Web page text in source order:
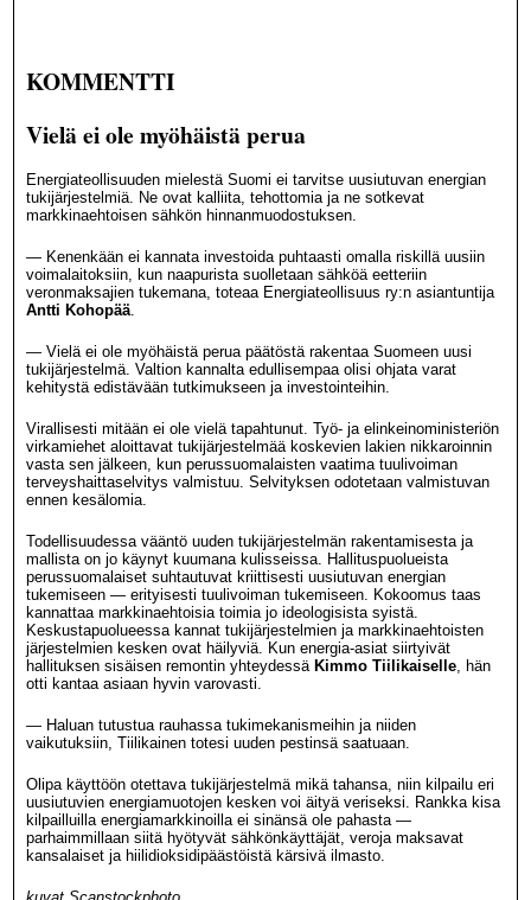
KOMMENTTI
Vielä ei ole myöhäistä perua
Energiateollisuuden mielestä Suomi ei tarvitse uusiutuvan energian
tukijärjestelmiä. Ne ovat kalliita, tehottomia ja ne sotkevat
markkinaehtoisen sähkön hinnanmuodostuksen.
— Kenenkään ei kannata investoida puhtaasti omalla riskillä uusiin
voimalaitoksiin, kun naapurista suolletaan sähköä eetteriin
veronmaksajien tukemana, toteaa Energiateollisuus ry:n asiantuntija
Antti Kohopää.
— Vielä ei ole myöhäistä perua päätöstä rakentaa Suomeen uusi
tukijärjestelmä. Valtion kannalta edullisempaa olisi ohjata varat
kehitystä edistävään tutkimukseen ja investointeihin.
Virallisesti mitään ei ole vielä tapahtunut. Työ- ja elinkeinoministeriön
virkamiehet aloittavat tukijärjestelmää koskevien lakien nikkaroinnin
vasta sen jälkeen, kun perussuomalaisten vaatima tuulivoiman
terveyshaittaselvitys valmistuu. Selvityksen odotetaan valmistuvan
ennen kesälomia.
Todellisuudessa vääntö uuden tukijärjestelmän rakentamisesta ja
mallista on jo käynyt kuumana kulisseissa. Hallituspuolueista
perussuomalaiset suhtautuvat kriittisesti uusiutuvan energian
tukemiseen — erityisesti tuulivoiman tukemiseen. Kokoomus taas
kannattaa markkinaehtoisia toimia jo ideologisista syistä.
Keskustapuolueessa kannat tukijärjestelmien ja markkinaehtoisten
järjestelmien kesken ovat häilyviä. Kun energia-asiat siirtyivät
hallituksen sisäisen remontin yhteydessä Kimmo Tiilikaiselle, hän
otti kantaa asiaan hyvin varovasti.
— Haluan tutustua rauhassa tukimekanismeihin ja niiden
vaikutuksiin, Tiilikainen totesi uuden pestinsä saatuaan.
Olipa käyttöön otettava tukijärjestelmä mikä tahansa, niin kilpailu eri
uusiutuvien energiamuotojen kesken voi äityä veriseksi. Rankka kisa
kilpailluilla energiamarkkinoilla ei sinänsä ole pahasta —
parhaimmillaan siitä hyötyvät sähkönkäyttäjät, veroja maksavat
kansalaiset ja hiilidioksidipäästöistä kärsivä ilmasto.